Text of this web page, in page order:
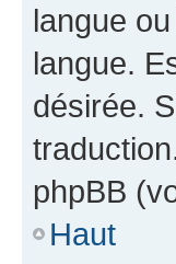
langue
langue.
désirée.
phpBB
Haut